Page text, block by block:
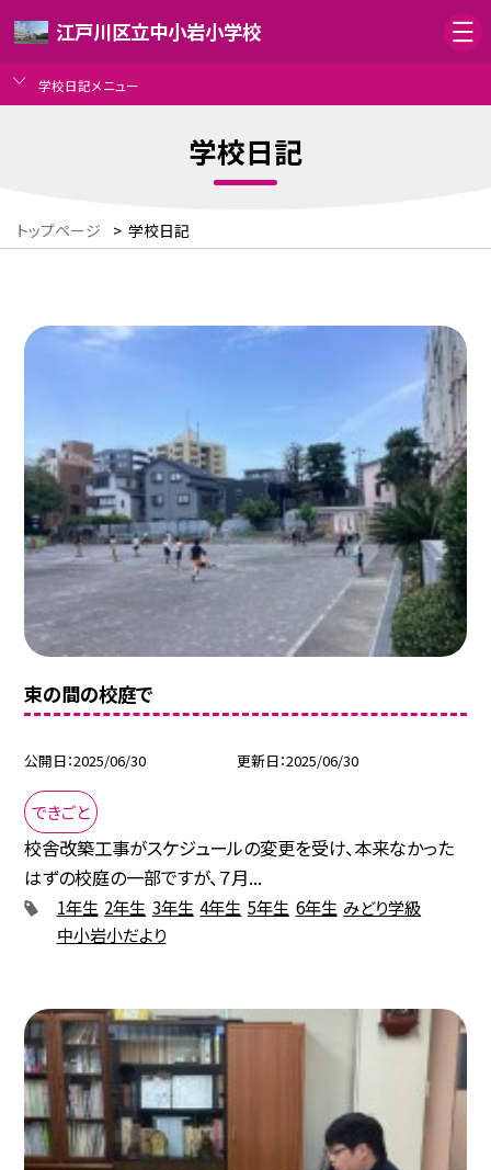
江戸川区立中小岩小学校
学校日記メニュー
学校日記
トップページ > 学校日記
束の間の校庭で
公開日 2025/06/30 更新日 2025/06/30
できごと
校舎改築工事がスケジュールの変更を受け、本来なかった
はずの校庭の一部ですが、７月...
1年生 2年生 3年生 4年生 5年生 6年生 みどり学級
中小岩小だより